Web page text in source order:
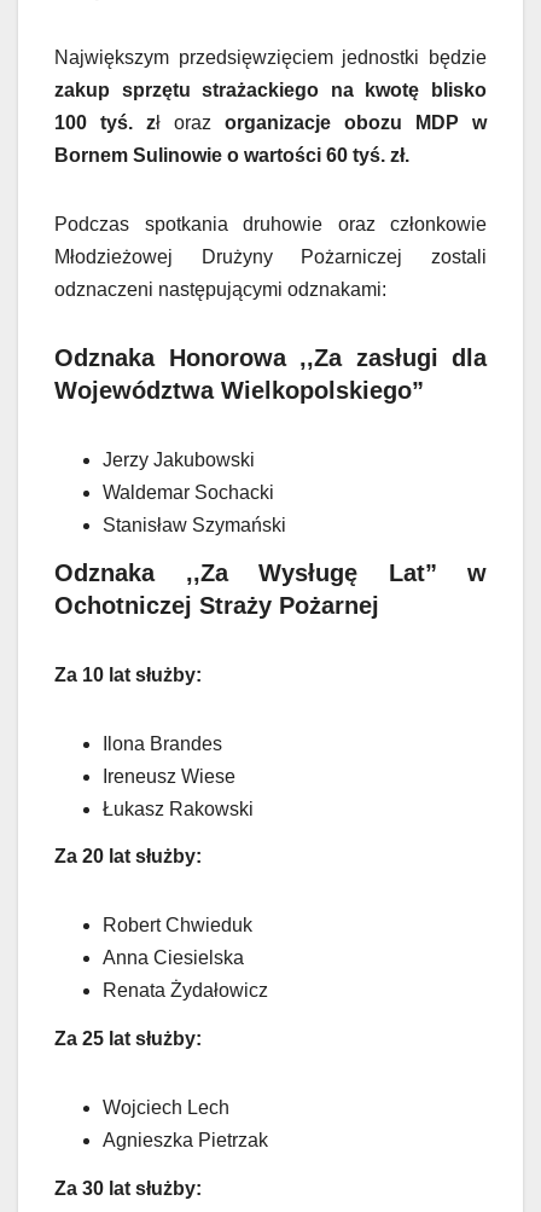
Największym przedsięwzięciem jednostki będzie
zakup sprzętu strażackiego na kwotę blisko
100 tyś. zł oraz organizacje obozu MDP w
Bornem Sulinowie o wartości 60 tyś. zł.
Podczas spotkania druhowie oraz członkowie
Młodzieżowej Drużyny Pożarniczej zostali
odznaczeni następującymi odznakami:
Odznaka Honorowa ,,Za zasługi dla
Województwa Wielkopolskiego”
Jerzy Jakubowski
Waldemar Sochacki
Stanisław Szymański
Odznaka ,,Za Wysługę Lat” w
Ochotniczej Straży Pożarnej
Za 10 lat służby:
Ilona Brandes
Ireneusz Wiese
Łukasz Rakowski
Za 20 lat służby:
Robert Chwieduk
Anna Ciesielska
Renata Żydałowicz
Za 25 lat służby:
Wojciech Lech
Agnieszka Pietrzak
Za 30 lat służby: